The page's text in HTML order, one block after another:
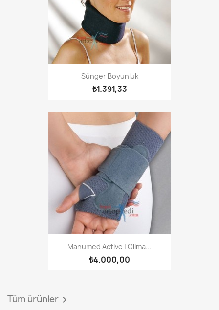
Sünger Boyunluk
₺1.391,33
Manumed Active | Clima...
₺4.000,00
Tüm ürünler 